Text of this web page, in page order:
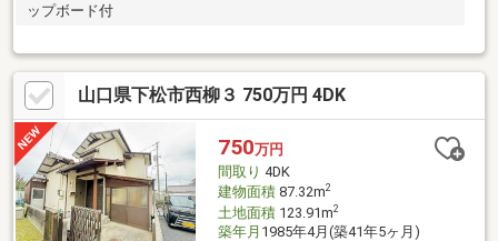
ップボード付
山口県下松市西柳３ 750万円 4DK
750万円
間取り 4DK
建物面積87.32m2
土地面積123.91m2
築年月 1985年4月(築41年5ヶ月)